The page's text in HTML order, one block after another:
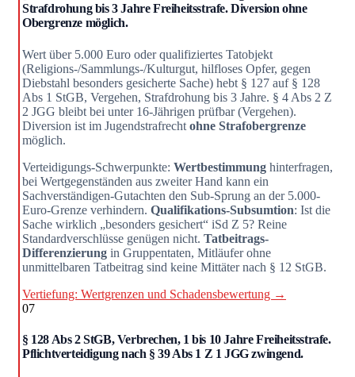
Strafdrohung bis 3 Jahre Freiheitsstrafe. Diversion ohne
Obergrenze möglich.
Wert über 5.000 Euro oder qualifiziertes Tatobjekt
(Religions-/Sammlungs-/Kulturgut, hilfloses Opfer, gegen
Diebstahl besonders gesicherte Sache) hebt § 127 auf § 128
Abs 1 StGB, Vergehen, Strafdrohung bis 3 Jahre. § 4 Abs 2 Z
2 JGG bleibt bei unter 16-Jährigen prüfbar (Vergehen).
Diversion ist im Jugendstrafrecht ohne Strafobergrenze
möglich.
Verteidigungs-Schwerpunkte: Wertbestimmung hinterfragen,
bei Wertgegenständen aus zweiter Hand kann ein
Sachverständigen-Gutachten den Sub-Sprung an der 5.000-
Euro-Grenze verhindern. Qualifikations-Subsumtion: Ist die
Sache wirklich „besonders gesichert“ iSd Z 5? Reine
Standardverschlüsse genügen nicht. Tatbeitrags-
Differenzierung in Gruppentaten, Mitläufer ohne
unmittelbaren Tatbeitrag sind keine Mittäter nach § 12 StGB.
Vertiefung: Wertgrenzen und Schadensbewertung →
07
§ 128 Abs 2 StGB, Verbrechen, 1 bis 10 Jahre Freiheitsstrafe.
Pflichtverteidigung nach § 39 Abs 1 Z 1 JGG zwingend.